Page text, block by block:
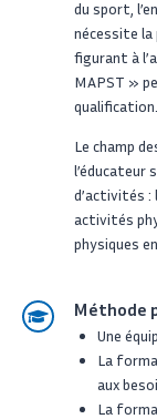
du sport,
nécessite
figurant à
MAPST »
qualification.
Le champ
l’éducateur
d’activités :
activités
physiques
Méthode
Une
La
aux
La